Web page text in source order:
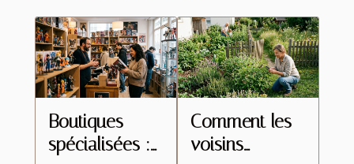
Boutiques
spécialisées :
Comment les
voisins